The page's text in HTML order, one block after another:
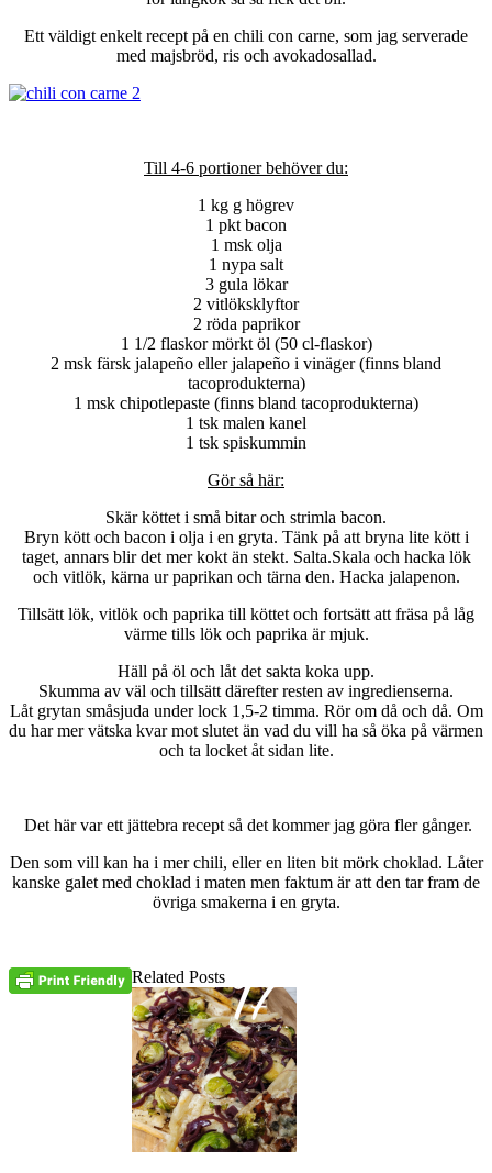
Ett väldigt enkelt recept på en chili con carne, som jag serverade
med majsbröd, ris och avokadosallad.
Till 4-6 portioner behöver du:
1 kg g högrev
1 pkt bacon
1 msk olja
1 nypa salt
3 gula lökar
2 vitlöksklyftor
2 röda paprikor
1 1/2 flaskor mörkt öl (50 cl-flaskor)
2 msk färsk jalapeño eller jalapeño i vinäger (finns bland
tacoprodukterna)
1 msk chipotlepaste (finns bland tacoprodukterna)
1 tsk malen kanel
1 tsk spiskummin
Gör så här:
Skär köttet i små bitar och strimla bacon.
Bryn kött och bacon i olja i en gryta. Tänk på att bryna lite kött i
taget, annars blir det mer kokt än stekt. Salta.Skala och hacka lök
och vitlök, kärna ur paprikan och tärna den. Hacka jalapenon.
Tillsätt lök, vitlök och paprika till köttet och fortsätt att fräsa på låg
värme tills lök och paprika är mjuk.
Häll på öl och låt det sakta koka upp.
Skumma av väl och tillsätt därefter resten av ingredienserna.
Låt grytan småsjuda under lock 1,5-2 timma. Rör om då och då. Om
du har mer vätska kvar mot slutet än vad du vill ha så öka på värmen
och ta locket åt sidan lite.
Det här var ett jättebra recept så det kommer jag göra fler gånger.
Den som vill kan ha i mer chili, eller en liten bit mörk choklad. Låter
kanske galet med choklad i maten men faktum är att den tar fram de
övriga smakerna i en gryta.
Related Posts